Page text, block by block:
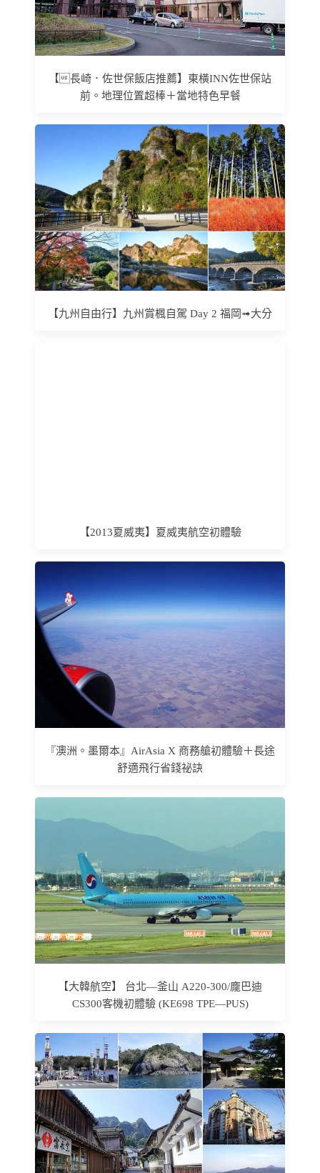
【長崎．佐世保飯店推薦】東橫INN佐世保站
前。地理位置超棒＋當地特色早餐
【九州自由行】九州賞楓自駕 Day 2 福岡➟大分
【2013夏威夷】夏威夷航空初體驗
『澳洲。墨爾本』AirAsia X 商務艙初體驗＋長途
舒適飛行省錢祕訣
【大韓航空】 台北—釜山 A220-300/龐巴迪
CS300客機初體驗 (KE698 TPE—PUS)